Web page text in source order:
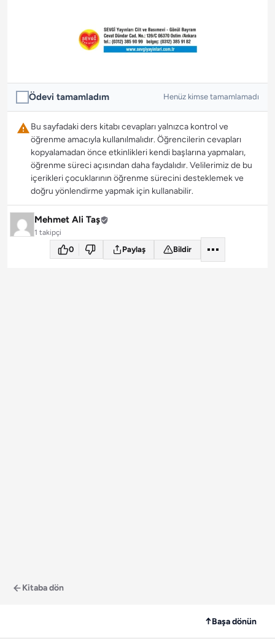
Ödevi tamamladım Henüz kimse tamamlamadı
Bu sayfadaki ders kitabı cevapları yalnızca kontrol ve
öğrenme amacıyla kullanılmalıdır. Öğrencilerin cevapları
kopyalamadan önce etkinlikleri kendi başlarına yapmaları,
öğrenme süreci açısından daha faydalıdır. Velilerimiz de bu
içerikleri çocuklarının öğrenme sürecini desteklemek ve
doğru yönlendirme yapmak için kullanabilir.
Mehmet Ali Taş
1 takipçi
0 Paylaş Bildir
Kitaba dön
↑Başa dönün